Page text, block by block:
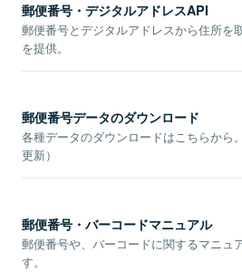
郵便番号・デジタルアドレスAPI
郵便番号とデジタルアドレスから住所を
を提供。
郵便番号データのダウンロード
各種データのダウンロードはこちらから
更新）
郵便番号・バーコードマニュアル
郵便番号や、バーコードに関するマニュ
す。